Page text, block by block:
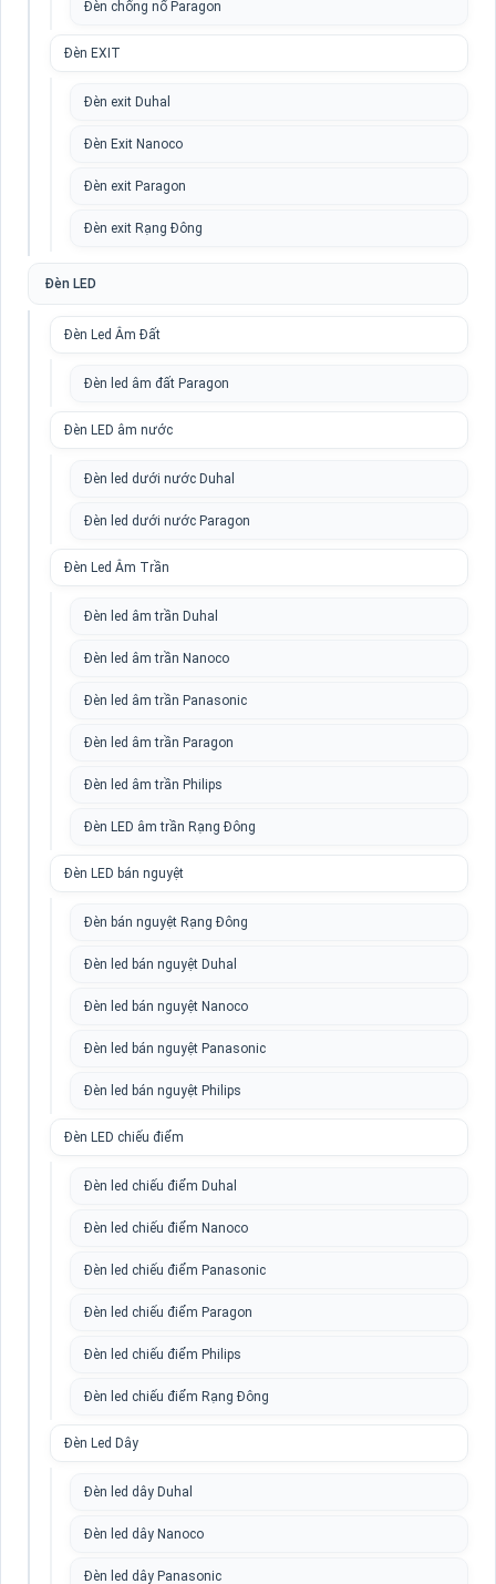
Đèn chống nổ Paragon
Đèn EXIT
Đèn exit Duhal
Đèn Exit Nanoco
Đèn exit Paragon
Đèn exit Rạng Đông
Đèn LED
Đèn Led Âm Đất
Đèn led âm đất Paragon
Đèn LED âm nước
Đèn led dưới nước Duhal
Đèn led dưới nước Paragon
Đèn Led Âm Trần
Đèn led âm trần Duhal
Đèn led âm trần Nanoco
Đèn led âm trần Panasonic
Đèn led âm trần Paragon
Đèn led âm trần Philips
Đèn LED âm trần Rạng Đông
Đèn LED bán nguyệt
Đèn bán nguyệt Rạng Đông
Đèn led bán nguyệt Duhal
Đèn led bán nguyệt Nanoco
Đèn led bán nguyệt Panasonic
Đèn led bán nguyệt Philips
Đèn LED chiếu điểm
Đèn led chiếu điểm Duhal
Đèn led chiếu điểm Nanoco
Đèn led chiếu điểm Panasonic
Đèn led chiếu điểm Paragon
Đèn led chiếu điểm Philips
Đèn led chiếu điểm Rạng Đông
Đèn Led Dây
Đèn led dây Duhal
Đèn led dây Nanoco
Đèn led dây Panasonic